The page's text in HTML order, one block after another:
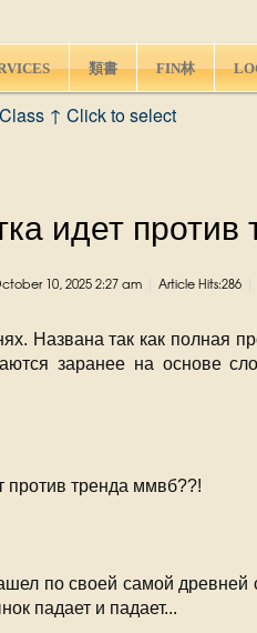
類書 FIN林
↑ Click to select
идет
10, 2025 2:27 am Article Hits:286
Названа так как полная
заранее на основе
против тренда ммвб??!
по своей самой
падает и падает...